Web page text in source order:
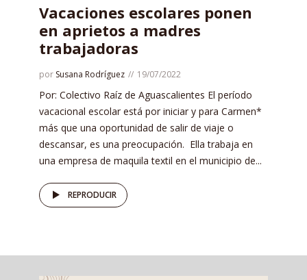
Vacaciones escolares ponen
en aprietos a madres
trabajadoras
por Susana Rodríguez 19/07/2022
Por: Colectivo Raíz de Aguascalientes El período
vacacional escolar está por iniciar y para Carmen*
más que una oportunidad de salir de viaje o
descansar, es una preocupación. Ella trabaja en
una empresa de maquila textil en el municipio de...
REPRODUCIR